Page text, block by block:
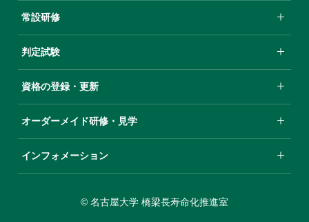
常設研修
判定試験
資格の登録・更新
オーダーメイド研修・⾒学
インフォメーション
© 名古屋大学 橋梁長寿命化推進室